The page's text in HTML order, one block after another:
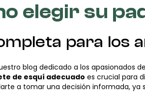
elegir su
para los
blog dedicado a los apasionados
de esquí adecuado es crucial para
a tomar una decisión informada, ya